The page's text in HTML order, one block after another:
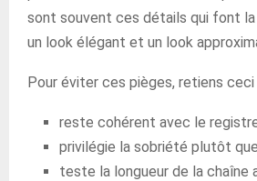
sont souvent ces détails qui font
un look élégant et un look
Pour éviter ces pièges, retiens ceci
reste cohérent avec le
privilégie la sobriété plutôt
teste la longueur de la chaîne